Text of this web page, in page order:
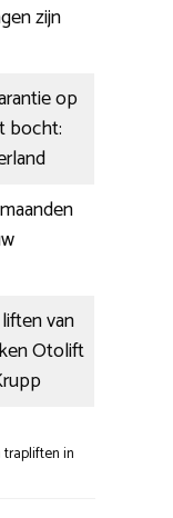
zijn
op
bocht:
van
Otolift
in